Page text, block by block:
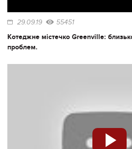
29.09.19 55451
Котеджне містечко Greenville:
проблем.